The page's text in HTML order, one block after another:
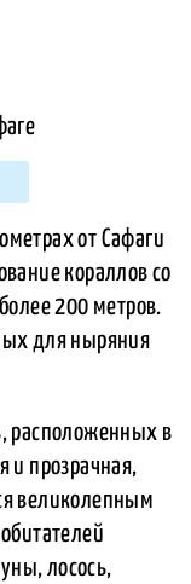
от Сафаги
кораллов со
200 метров.
для ныряния
расположенных в
и прозрачная,
великолепным
лосось,